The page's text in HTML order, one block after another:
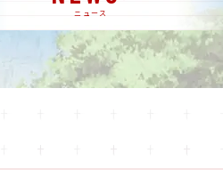
ニュース